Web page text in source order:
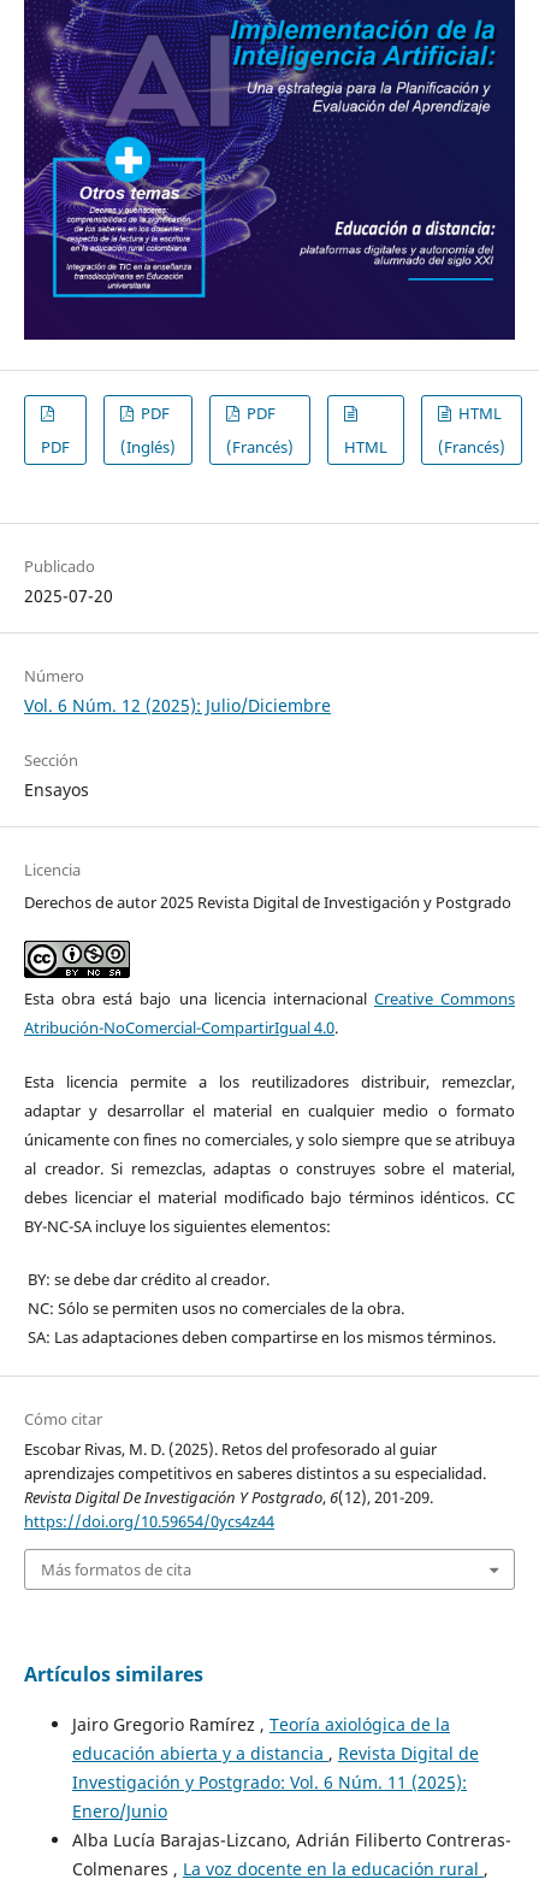
PDF
PDF
(Inglés)
PDF
(Francés)
HTML
HTML
(Francés)
Publicado
2025-07-20
Número
Vol. 6 Núm. 12 (2025): Julio/Diciembre
Sección
Ensayos
Licencia
Derechos de autor 2025 Revista Digital de Investigación y Postgrado
Esta obra está bajo una licencia internacional Creative Commons
Atribución-NoComercial-CompartirIgual 4.0.
Esta licencia permite a los reutilizadores distribuir, remezclar,
adaptar y desarrollar el material en cualquier medio o formato
únicamente con fines no comerciales, y solo siempre que se atribuya
al creador. Si remezclas, adaptas o construyes sobre el material,
debes licenciar el material modificado bajo términos idénticos. CC
BY-NC-SA incluye los siguientes elementos:
BY: se debe dar crédito al creador.
NC: Sólo se permiten usos no comerciales de la obra.
SA: Las adaptaciones deben compartirse en los mismos términos.
Cómo citar
Escobar Rivas, M. D. (2025). Retos del profesorado al guiar
aprendizajes competitivos en saberes distintos a su especialidad.
Revista Digital De Investigación Y Postgrado,6(12), 201-209.
https://doi.org/10.59654/0ycs4z44
Más formatos de cita
Artículos similares
Jairo Gregorio Ramírez , Teoría axiológica de la
educación abierta y a distancia , Revista Digital de
Investigación y Postgrado: Vol. 6 Núm. 11 (2025):
Enero/Junio
Alba Lucía Barajas-Lizcano, Adrián Filiberto Contreras-
Colmenares , La voz docente en la educación rural ,